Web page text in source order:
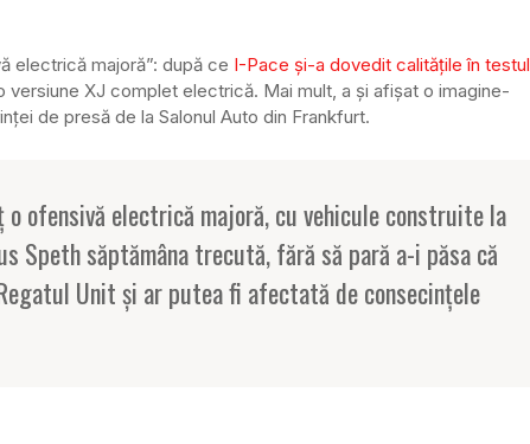
electrică majoră”: după ce I-Pace și-a dovedit calitățile în testul
versiune XJ complet electrică. Mai mult, a și afișat o imagine-
de presă de la Salonul Auto din Frankfurt.
o ofensivă electrică majoră, cu vehicule construite la
Speth săptămâna trecută, fără să pară a-i păsa că
Unit și ar putea fi afectată de consecințele